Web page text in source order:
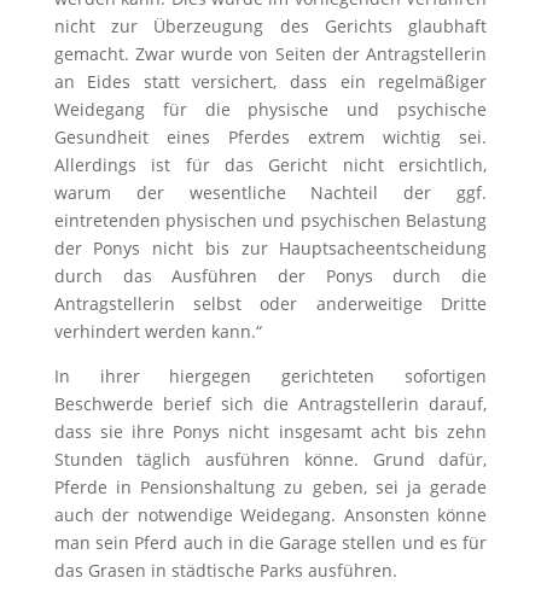
nicht zur Überzeugung des Gerichts glaubhaft
gemacht. Zwar wurde von Seiten der Antragstellerin
an Eides statt versichert, dass ein regelmäßiger
Weidegang für die physische und psychische
Gesundheit eines Pferdes extrem wichtig sei.
Allerdings ist für das Gericht nicht ersichtlich,
warum der wesentliche Nachteil der ggf.
eintretenden physischen und psychischen Belastung
der Ponys nicht bis zur Hauptsacheentscheidung
durch das Ausführen der Ponys durch die
Antragstellerin selbst oder anderweitige Dritte
verhindert werden kann.“
In ihrer hiergegen gerichteten sofortigen
Beschwerde berief sich die Antragstellerin darauf,
dass sie ihre Ponys nicht insgesamt acht bis zehn
Stunden täglich ausführen könne. Grund dafür,
Pferde in Pensionshaltung zu geben, sei ja gerade
auch der notwendige Weidegang. Ansonsten könne
man sein Pferd auch in die Garage stellen und es für
das Grasen in städtische Parks ausführen.